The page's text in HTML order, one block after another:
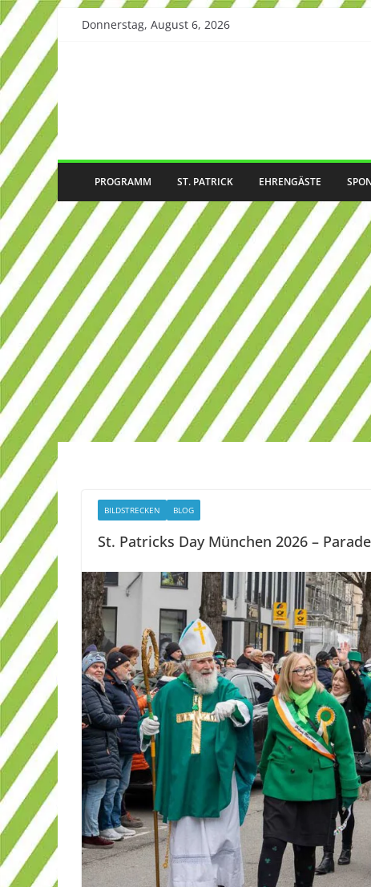
to
content
Donnerstag, August 6, 2026
PROGRAMM ST. PATRICK EHRENGÄSTE
BILDSTRECKEN BLOG
St. Patricks Day München 2026 –